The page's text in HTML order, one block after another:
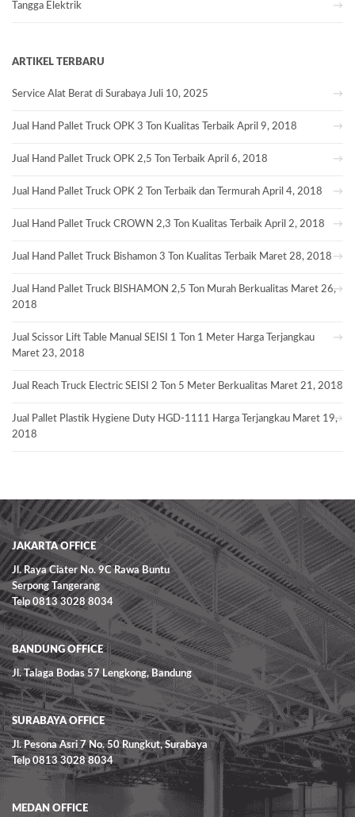
Tangga Elektrik
ARTIKEL TERBARU
Service Alat Berat di Surabaya Juli 10, 2025
Jual Hand Pallet Truck OPK 3 Ton Kualitas Terbaik April 9, 2018
Jual Hand Pallet Truck OPK 2,5 Ton Terbaik April 6, 2018
Jual Hand Pallet Truck OPK 2 Ton Terbaik dan Termurah April 4, 2018
Jual Hand Pallet Truck CROWN 2,3 Ton Kualitas Terbaik April 2, 2018
Jual Hand Pallet Truck Bishamon 3 Ton Kualitas Terbaik Maret 28, 2018
Jual Hand Pallet Truck BISHAMON 2,5 Ton Murah Berkualitas Maret 26,
2018
Jual Scissor Lift Table Manual SEISI 1 Ton 1 Meter Harga Terjangkau
Maret 23, 2018
Jual Reach Truck Electric SEISI 2 Ton 5 Meter Berkualitas Maret 21, 2018
Jual Pallet Plastik Hygiene Duty HGD-1111 Harga Terjangkau Maret 19,
2018
JAKARTA OFFICE
Jl. Raya Ciater No. 9C Rawa Buntu
Serpong Tangerang
Telp 0813 3028 8034
BANDUNG OFFICE
Jl. Talaga Bodas 57 Lengkong, Bandung
SURABAYA OFFICE
Jl. Pesona Asri 7 No. 50 Rungkut, Surabaya
Telp 0813 3028 8034
MEDAN OFFICE